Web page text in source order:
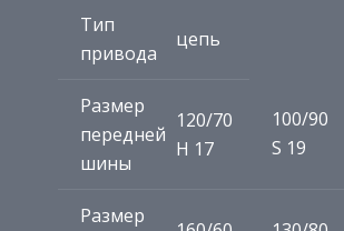
Тип
привода
цепь
Размер
передней
шины
120/70
H 17
100/90
S 19
Размер